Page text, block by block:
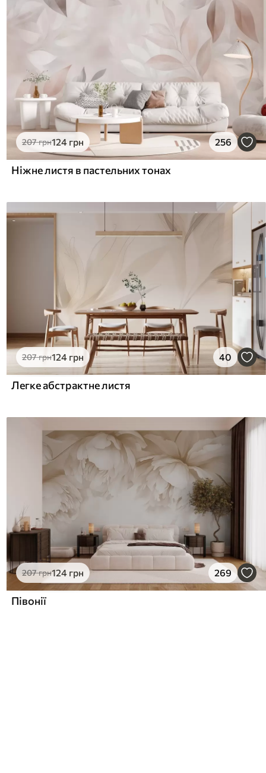
207грн124 грн 256
Ніжне листя в пастельних тонах
207грн124 грн 40
Легке абстрактне листя
207грн124 грн 269
Півонії